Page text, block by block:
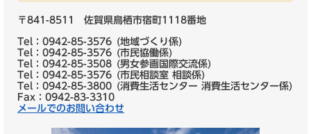
〒841-8511 佐賀県鳥栖市宿町1118番地
Tel：0942-85-3576
地域づくり係
Tel：0942-85-3576
市民協働係
Tel：0942-85-3508
男女参画国際交流係
Tel：0942-85-3576
市民相談室 相談係
Tel：0942-85-3800
消費生活センター 消費生活センター係
Fax：0942-83-3310
メールでのお問い合わせ